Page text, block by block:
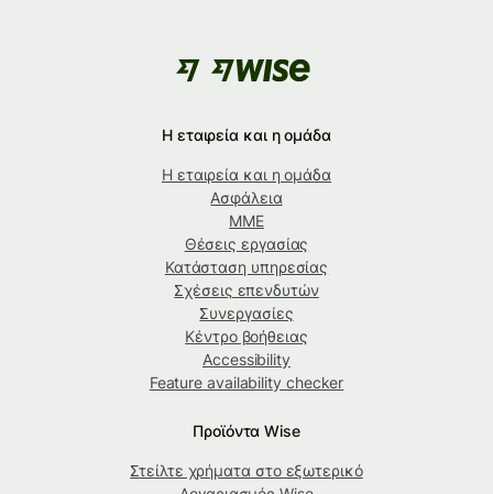
Η εταιρεία και η ομάδα
Η εταιρεία και η ομάδα
Ασφάλεια
ΜΜΕ
Θέσεις εργασίας
Κατάσταση υπηρεσίας
Σχέσεις επενδυτών
Συνεργασίες
Κέντρο βοήθειας
Accessibility
Feature availability checker
Προϊόντα Wise
Στείλτε χρήματα στο εξωτερικό